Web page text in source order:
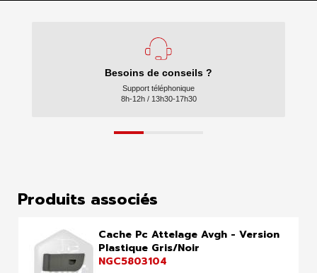
Besoins de conseils ?
Support téléphonique
8h-12h / 13h30-17h30
Produits associés
Cache Pc Attelage Avgh - Version
Plastique Gris/Noir
NGC5803104